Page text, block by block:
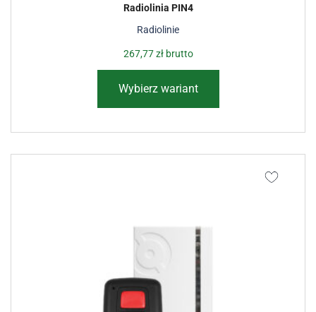
Radiolinie
Radiolinia PIN4
267,77złbrutto
Wybierz wariant